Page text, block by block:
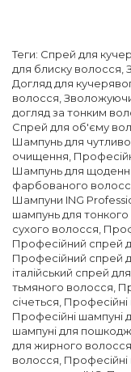
Теги: Спрей для
для блиску волосся
Догляд для
волосся
догляд за тонким
Спрей для об'єму
Шампунь для
очищення
Шампунь для
фарбованого
Шампуни ING
шампунь для
сухого волосся
Професійний спрей
Професійний спрей
італійський спрей
тьмяного волосся
січеться
Професійні шампуні
шампуні для
для жирного волосся
волосся